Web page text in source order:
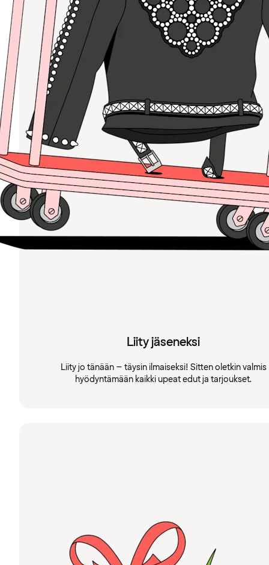
Liity jäseneksi
Liity jo tänään – täysin ilmaiseksi! Sitten oletkin valmis
hyödyntämään kaikki upeat edut ja tarjoukset.